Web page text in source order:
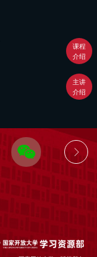
课程
介绍
主讲
介绍